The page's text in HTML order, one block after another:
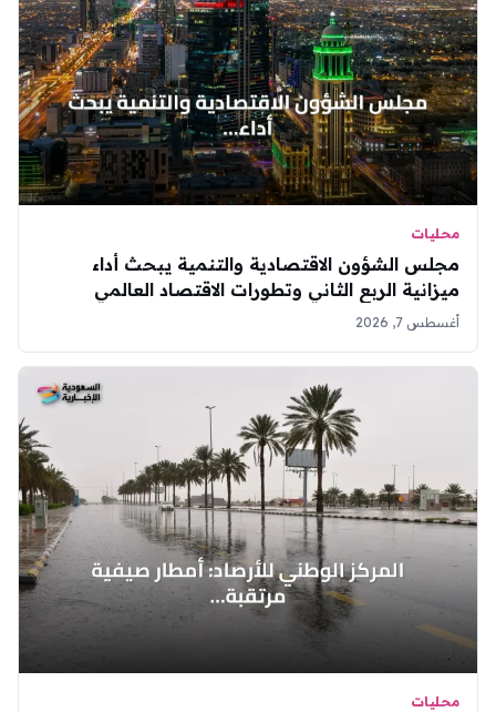
محليات
مجلس الشؤون الاقتصادية والتنمية يبحث أداء
ميزانية الربع الثاني وتطورات الاقتصاد العالمي
أغسطس 7, 2026
محليات